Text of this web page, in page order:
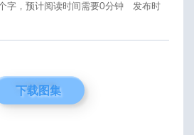
字，预计阅读时间需要0分钟
发布时
下载图集